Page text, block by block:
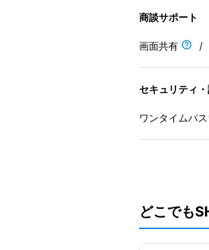
商談サポート
画面共有 /
セキュリティ
ワンタイムパ
どこでも